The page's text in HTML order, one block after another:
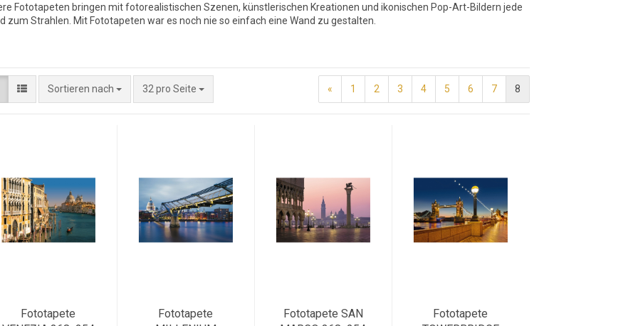
Fototapeten bringen mit fotorealistischen Szenen, künstlerischen Kreationen und ikonischen Pop-Art-Bildern jede
zum Strahlen. Mit Fototapeten war es noch nie so einfach eine Wand zu gestalten.
Sortieren nach 32 pro Seite « 1 2 3 4 5 6 7 8
Fototapete
Fototapete
Fototapete SAN
Fototapete